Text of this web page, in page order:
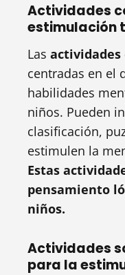
Actividades
estimulación
Las
centradas en el
habilidades
niños. Pueden
clasificación,
estimulen la
Estas
pensamiento
niños.
Actividades
para la